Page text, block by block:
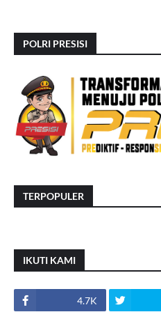
POLRI PRESISI
TERPOPULER
IKUTI KAMI
4.7K